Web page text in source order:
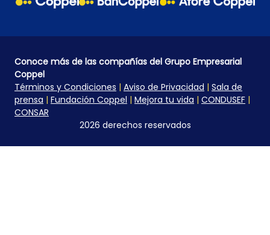
Conoce más de las compañías del Grupo Empresarial
Coppel
Términos y Condiciones | Aviso de Privacidad | Sala de
prensa | Fundación Coppel | Mejora tu vida | CONDUSEF |
CONSAR
2026 derechos reservados